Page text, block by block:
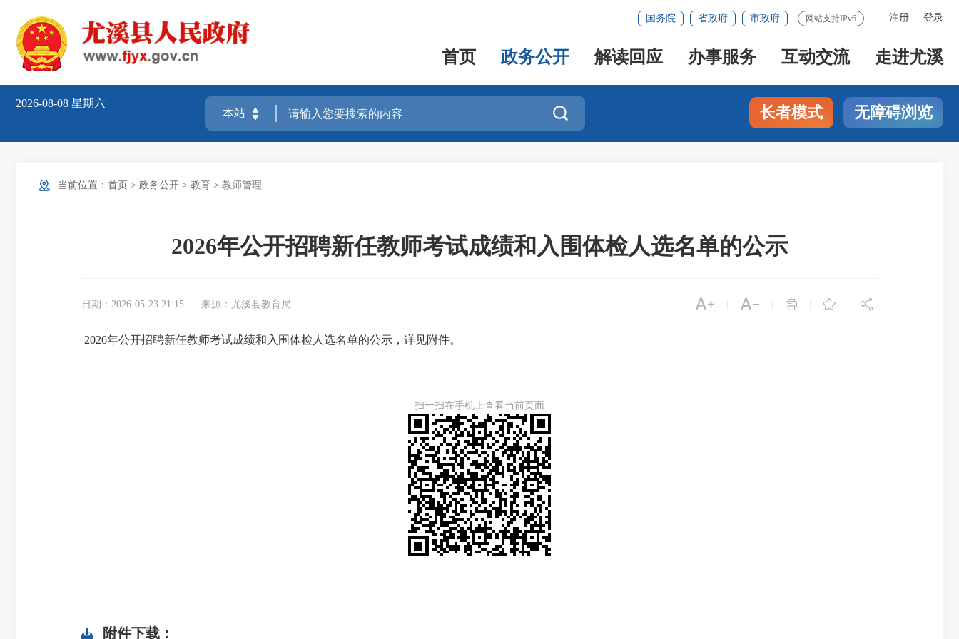
注册 登录
国务院 省政府 市政府 网站支持IPv6
首页 政务公开 解读回应 办事服务 互动交流 走进尤溪
2026-08-08 星期六
 长者模式 无障碍浏览
当前位置： 首页 > 政务公开 > 教育 > 教师管理
2026年公开招聘新任教师考试成绩和入围体检人选名单的公示
日期：2026-05-23 21:15 来源：尤溪县教育局     
2026年公开招聘新任教师考试成绩和入围体检人选名单的公示，详见附件。
扫一扫在手机上查看当前页面
附件下载：